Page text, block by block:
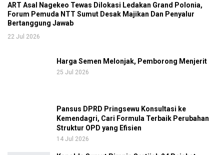
ART Asal Nagekeo Tewas Dilokasi Ledakan Grand Polonia,
Forum Pemuda NTT Sumut Desak Majikan Dan Penyalur
Bertanggung Jawab
22 Jul 2026
Harga Semen Melonjak, Pemborong Menjerit
25 Jul 2026
Pansus DPRD Pringsewu Konsultasi ke
Kemendagri, Cari Formula Terbaik Perubahan
Struktur OPD yang Efisien
14 Jul 2026